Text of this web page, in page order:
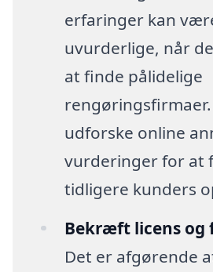
erfaringer kan
uvurderlige, når
at finde pålidelige
udforske online
vurderinger for at
tidligere kunders
Bekræft licens og
Det er afgørende